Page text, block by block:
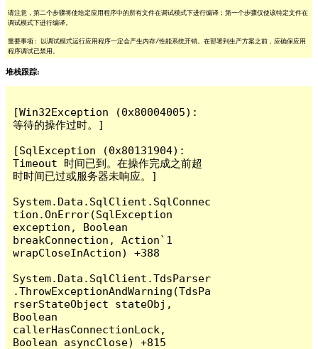
请注意，第二个步骤将使给定应用程序中的所有文件在调试模式下进行编译；第一个步骤仅使该特定文件在
调试模式下进行编译。
重要事项: 以调试模式运行应用程序一定会产生内存/性能系统开销。在部署到生产方案之前，应确保应用
程序调试已禁用。
堆栈跟踪:
[Win32Exception (0x80004005):
等待的操作过时。]
[SqlException (0x80131904):
Timeout 时间已到。在操作完成之前超
时时间已过或服务器未响应。]
System.Data.SqlClient.SqlConnec
tion.OnError(SqlException
exception, Boolean
breakConnection, Action`1
wrapCloseInAction) +388
System.Data.SqlClient.TdsParser
.ThrowExceptionAndWarning(TdsPa
rserStateObject stateObj,
Boolean
callerHasConnectionLock,
Boolean asyncClose) +815